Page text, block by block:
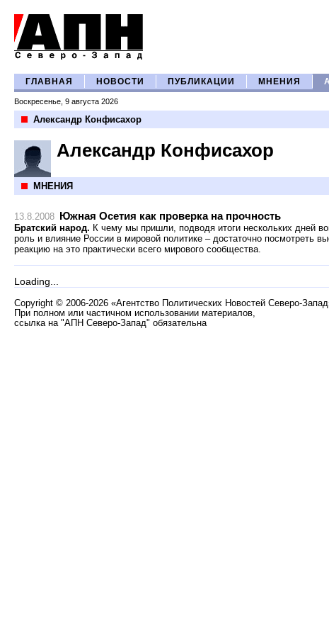
ГЛАВНАЯ НОВОСТИ ПУБЛИКАЦИИ МНЕНИЯ
Воскресенье, 9 августа 2026
Александр Конфисахор
Александр Конфисахор
МНЕНИЯ
13.8.2008 Южная Осетия как проверка на прочность
Братский народ. К чему мы пришли, подводя итоги нескольких дней
роль и влияние России в мировой политике – достаточно посмотреть
реакцию на это практически всего мирового сообщества.
Loading...
Copyright © 2006-2026 «Агентство Политических Новостей Северо-
При полном или частичном использовании материалов,
ссылка на "АПН Северо-Запад" обязательна